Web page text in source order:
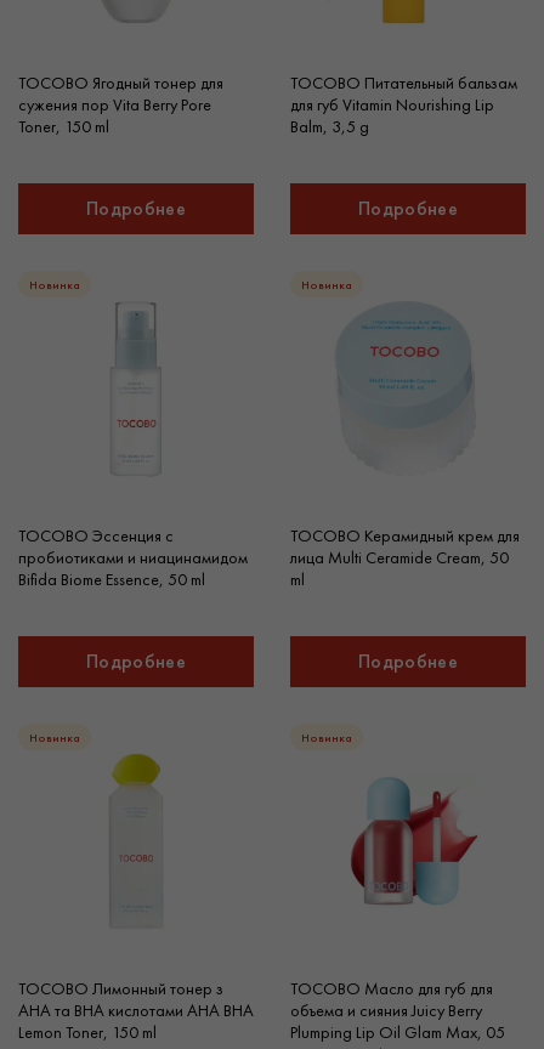
TOCOBO Ягодный тонер для
сужения пор Vita Berry Pore
Toner, 150 ml
Подробнее
TOCOBO Питательный бальзам
для губ Vitamin Nourishing Lip
Balm, 3,5 g
Подробнее
Новинка
TOCOBO Эссенция с
пробиотиками и ниацинамидом
Bifida Biome Essence, 50 ml
Подробнее
Новинка
TOCOBO Керамидный крем для
лица Multi Ceramide Cream, 50
ml
Подробнее
Новинка
TOCOBO Лимонный тонер з
AHA та BHA кислотами AHA BHA
Lemon Toner, 150 ml
Новинка
TOCOBO Масло для губ для
объема и сияния Juicy Berry
Plumping Lip Oil Glam Max, 05